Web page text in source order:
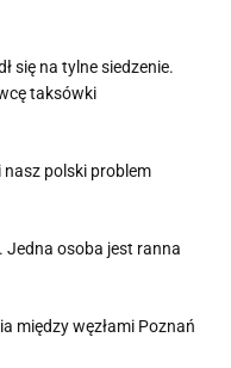
się na tylne siedzenie.
taksówki
polski problem
Jedna osoba jest ranna
między węzłami Poznań